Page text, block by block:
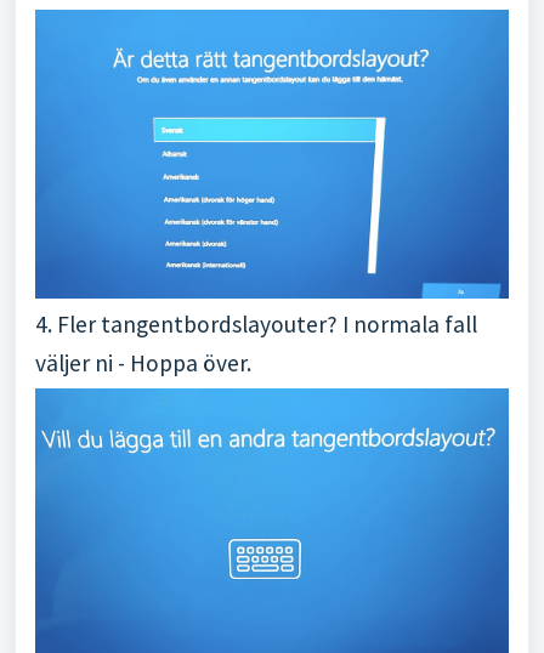
4. Fler tangentbordslayouter? I normala fall
väljer ni - Hoppa över.